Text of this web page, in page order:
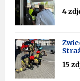
4
15